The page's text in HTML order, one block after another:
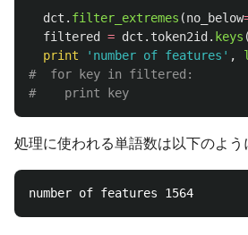
dct . filter_extremes (no_below
filtered
= dct . token2id . keys
print
' number of features ' ,
#  for key in filtered:
処理に使われる単語数は以下のよう